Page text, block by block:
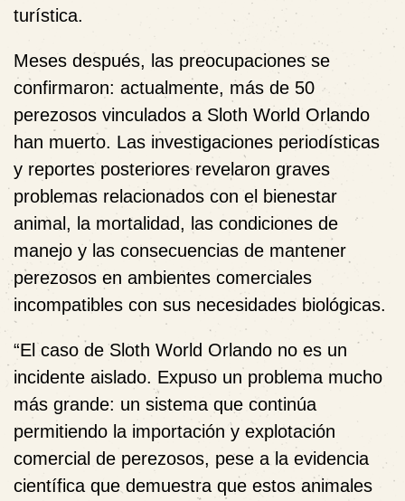
turística.
Meses después, las preocupaciones se
confirmaron: actualmente, más de 50
perezosos vinculados a Sloth World Orlando
han muerto. Las investigaciones periodísticas
y reportes posteriores revelaron graves
problemas relacionados con el bienestar
animal, la mortalidad, las condiciones de
manejo y las consecuencias de mantener
perezosos en ambientes comerciales
incompatibles con sus necesidades biológicas.
“El caso de Sloth World Orlando no es un
incidente aislado. Expuso un problema mucho
más grande: un sistema que continúa
permitiendo la importación y explotación
comercial de perezosos, pese a la evidencia
científica que demuestra que estos animales